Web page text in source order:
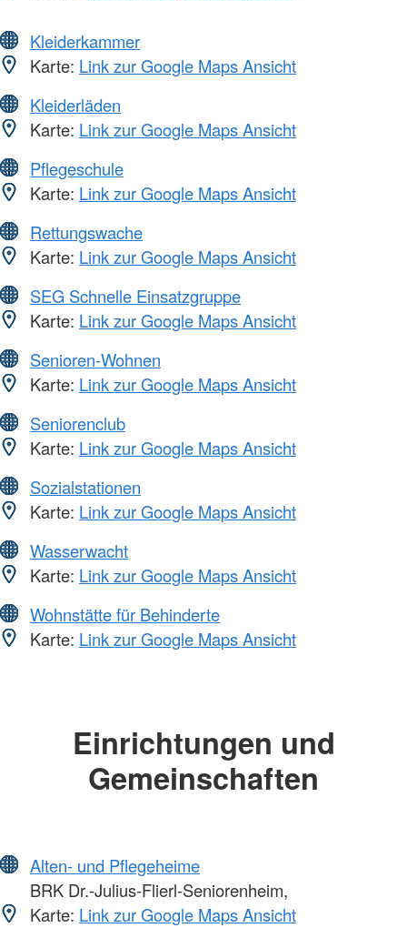
Kleiderkammer
Karte: Link zur Google Maps Ansicht
Kleiderläden
Karte: Link zur Google Maps Ansicht
Pflegeschule
Karte: Link zur Google Maps Ansicht
Rettungswache
Karte: Link zur Google Maps Ansicht
SEG Schnelle Einsatzgruppe
Karte: Link zur Google Maps Ansicht
Senioren-Wohnen
Karte: Link zur Google Maps Ansicht
Seniorenclub
Karte: Link zur Google Maps Ansicht
Sozialstationen
Karte: Link zur Google Maps Ansicht
Wasserwacht
Karte: Link zur Google Maps Ansicht
Wohnstätte für Behinderte
Karte: Link zur Google Maps Ansicht
Einrichtungen und
Gemeinschaften
Alten- und Pflegeheime
BRK Dr.-Julius-Flierl-Seniorenheim,
Karte: Link zur Google Maps Ansicht